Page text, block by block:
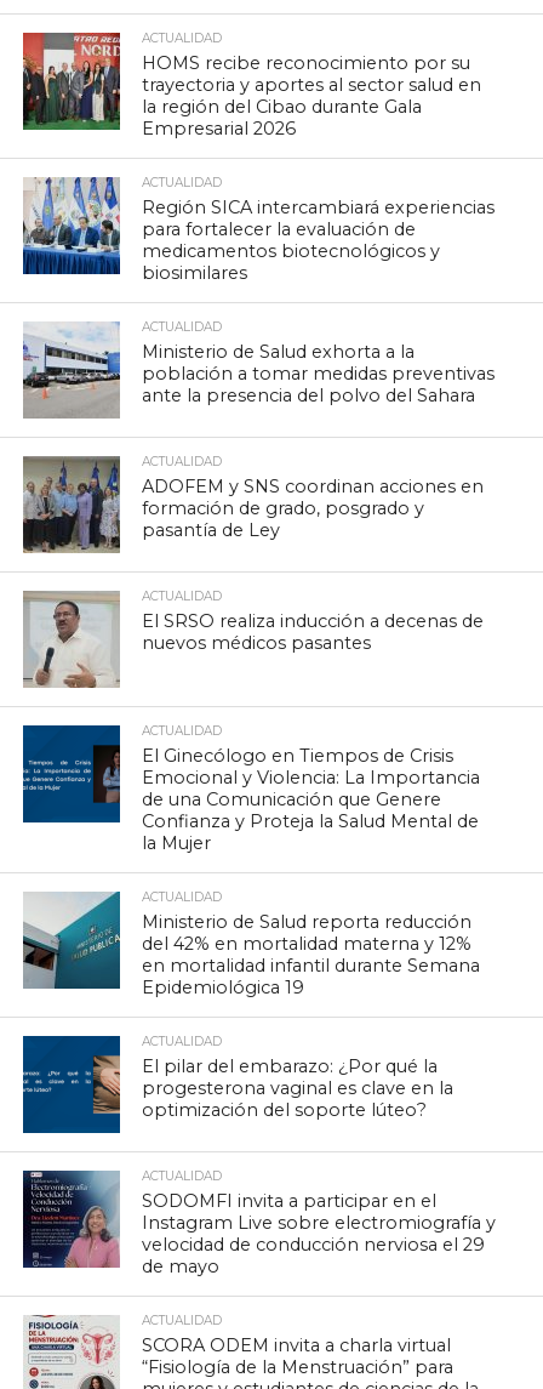
ACTUALIDAD
HOMS recibe reconocimiento por su
trayectoria y aportes al sector salud en
la región del Cibao durante Gala
Empresarial 2026
ACTUALIDAD
Región SICA intercambiará experiencias
para fortalecer la evaluación de
medicamentos biotecnológicos y
biosimilares
ACTUALIDAD
Ministerio de Salud exhorta a la
población a tomar medidas preventivas
ante la presencia del polvo del Sahara
ACTUALIDAD
ADOFEM y SNS coordinan acciones en
formación de grado, posgrado y
pasantía de Ley
ACTUALIDAD
El SRSO realiza inducción a decenas de
nuevos médicos pasantes
ACTUALIDAD
El Ginecólogo en Tiempos de Crisis
Emocional y Violencia: La Importancia
de una Comunicación que Genere
Confianza y Proteja la Salud Mental de
la Mujer
ACTUALIDAD
Ministerio de Salud reporta reducción
del 42% en mortalidad materna y 12%
en mortalidad infantil durante Semana
Epidemiológica 19
ACTUALIDAD
El pilar del embarazo: ¿Por qué la
progesterona vaginal es clave en la
optimización del soporte lúteo?
ACTUALIDAD
SODOMFI invita a participar en el
Instagram Live sobre electromiografía y
velocidad de conducción nerviosa el 29
de mayo
ACTUALIDAD
SCORA ODEM invita a charla virtual
“Fisiología de la Menstruación” para